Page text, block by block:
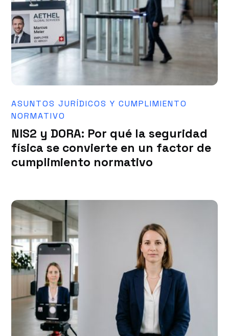
ASUNTOS JURÍDICOS Y CUMPLIMIENTO
NORMATIVO
NIS2 y DORA: Por qué la seguridad
física se convierte en un factor de
cumplimiento normativo